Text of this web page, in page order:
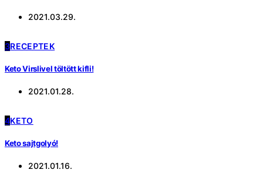
2021.03.29.
3RECEPTEK
Keto Virslivel töltött kifli!
2021.01.28.
4KETO
Keto sajtgolyó!
2021.01.16.